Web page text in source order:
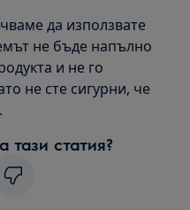
да използвате
не бъде напълно
и не го
не сте сигурни, че
тази статия?